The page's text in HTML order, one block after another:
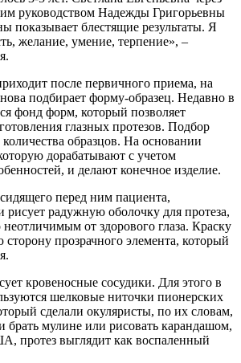
руководством Надежды Григорьевны
показывает блестящие результаты. Я
желание, умение, терпение», –
после первичного приема, на
подбирает форму-образец. Недавно в
фонд форм, который позволяет
глазных протезов. Подбор
образцов. На основании
дорабатывают с учетом
и делают конечное изделие.
перед ним пациента,
радужную оболочку для протеза,
неотличимым от здорового глаза. Краску
сторону прозрачного элемента, который
кровеносные сосудики. Для этого в
шелковые ниточки пионерских
сделали окуляристы, по их словам,
брать мулине или рисовать карандашом,
протез выглядит как воспаленный